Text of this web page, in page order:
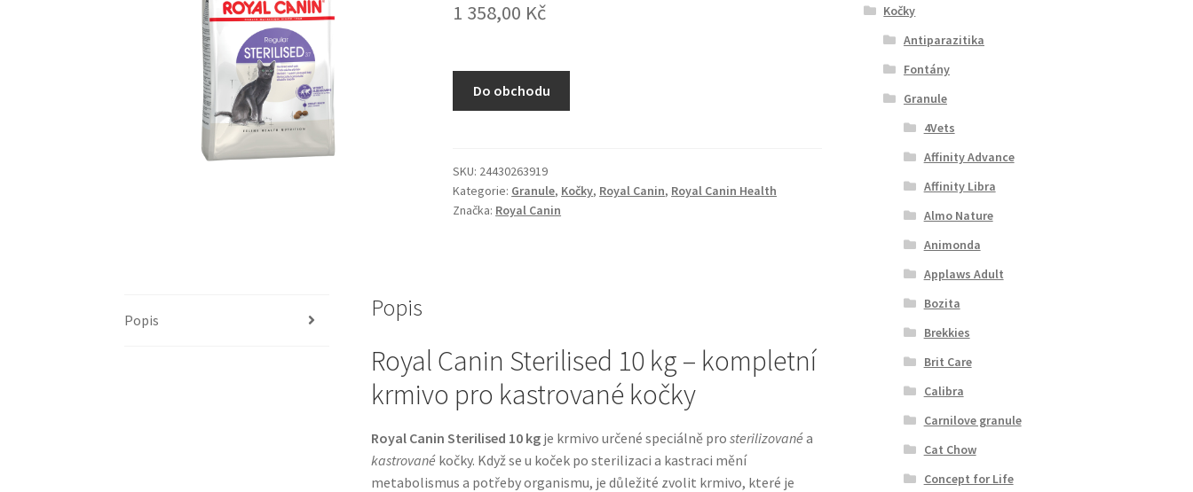
1 358,00 Kč
Do obchodu
SKU: 24430263919
Kategorie: Granule, Kočky, Royal Canin, Royal Canin Health
Značka: Royal Canin
Popis Popis
Royal Canin Sterilised 10 kg – kompletní
krmivo pro kastrované kočky
Royal Canin Sterilised 10 kgje krmivo určené speciálně pro sterilizovanéa
kastrovanékočky. Když se u koček po sterilizaci a kastraci mění
metabolismus a potřeby organismu, je důležité zvolit krmivo, které je
Kočky
Antiparazitika
Fontány
Granule
4Vets
Affinity Advance
Affinity Libra
Almo Nature
Animonda
Applaws Adult
Bozita
Brekkies
Brit Care
Calibra
Carnilove granule
Cat Chow
Concept for Life